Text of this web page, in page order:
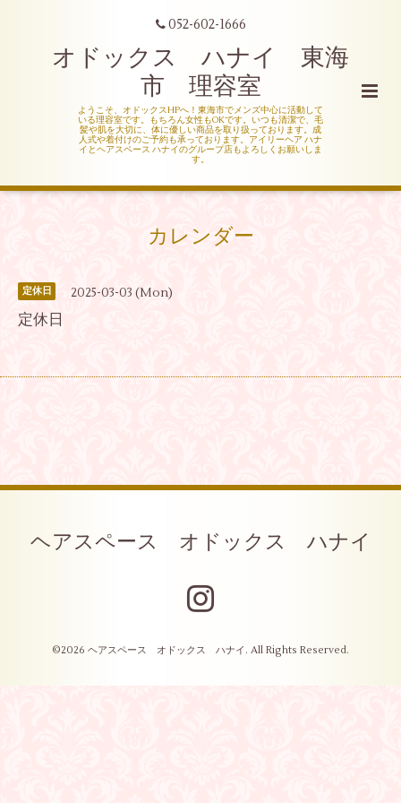
052-602-1666
オドックス ハナイ 東海
市 理容室
ようこそ、オドックスHPへ！東海市でメンズ中心に活動して
いる理容室です。もちろん女性もOKです。いつも清潔で、毛
髪や肌を大切に、体に優しい商品を取り扱っております。成
人式や着付けのご予約も承っております。アイリーヘア ハナ
イとヘアスペース ハナイのグループ店もよろしくお願いしま
す。
カレンダー
定休日 2025-03-03 (Mon)
定休日
ヘアスペース オドックス ハナイ
©2026 ヘアスペース オドックス ハナイ . All Rights Reserved.